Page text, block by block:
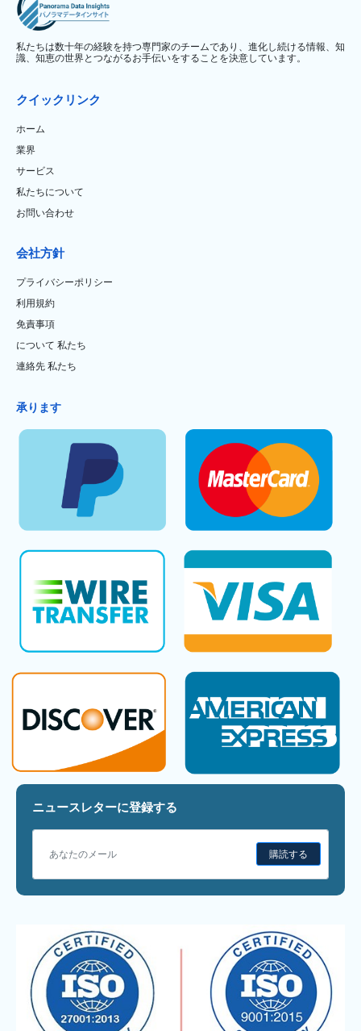
私たちは数十年の経験を持つ専門家のチームであり、進化し続ける情報、知
識、知恵の世界とつながるお手伝いをすることを決意しています。
クイックリンク
ホーム
業界
サービス
私たちについて
お問い合わせ
会社方針
プライバシーポリシー
利用規約
免責事項
について 私たち
連絡先 私たち
承ります
ニュースレターに登録する
購読する